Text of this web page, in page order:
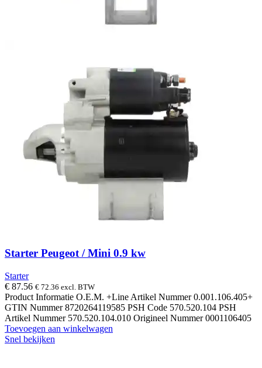
Starter Peugeot / Mini 0.9 kw
Starter
€ 87.56 € 72.36 excl. BTW
Product Informatie O.E.M. +Line Artikel Nummer 0.001.106.405+
GTIN Nummer 8720264119585 PSH Code 570.520.104 PSH
Artikel Nummer 570.520.104.010 Origineel Nummer 0001106405
Toevoegen aan winkelwagen
Snel bekijken